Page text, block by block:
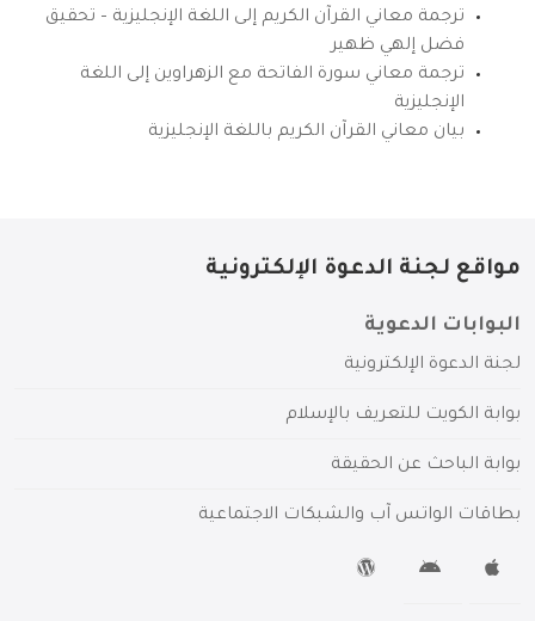
ترجمة معاني القرآن الكريم إلى اللغة الإنجليزية – تحقيق
فضل إلهي ظهير
ترجمة معاني سورة الفاتحة مع الزهراوين إلى اللغة
الإنجليزية
بيان معاني القرآن الكريم باللغة الإنجليزية
مواقع لجنة الدعوة الإلكترونية
البوابات الدعوية
لجنة الدعوة الإلكترونية
بوابة الكويت للتعريف بالإسلام
بوابة الباحث عن الحقيقة
بطاقات الواتس آب والشبكات الاجتماعية